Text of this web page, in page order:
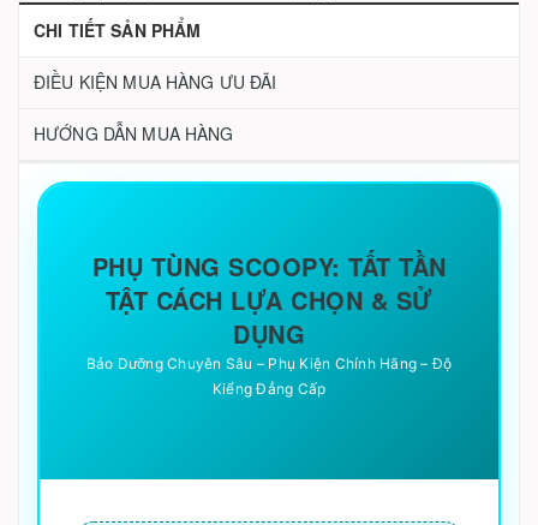
CHI TIẾT SẢN PHẨM
ĐIỀU KIỆN MUA HÀNG ƯU ĐÃI
HƯỚNG DẪN MUA HÀNG
PHỤ TÙNG SCOOPY: TẤT TẦN
TẬT CÁCH LỰA CHỌN & SỬ
DỤNG
Bảo Dưỡng Chuyên Sâu – Phụ Kiện Chính Hãng – Độ
Kiểng Đẳng Cấp